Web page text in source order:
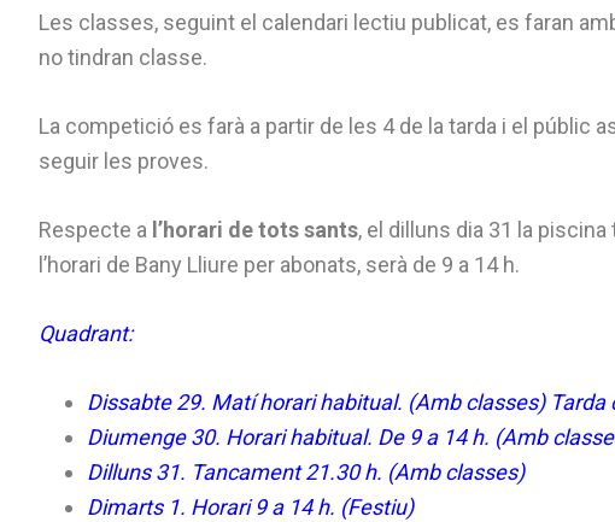
Les classes, seguint el calendari lectiu publicat, es faran
no tindran classe.
La competició es farà a partir de les 4 de la tarda i el públic
seguir les proves.
Respecte a l’horari de tots sants, el dilluns dia 31 la
l’horari de Bany Lliure per abonats, serà de 9 a 14 h.
Quadrant:
Dissabte 29. Matí horari habitual. (Amb classes)
Diumenge 30. Horari habitual. De 9 a 14 h. (Amb
Dilluns 31. Tancament 21.30 h. (Amb classes)
Dimarts 1. Horari 9 a 14 h. (Festiu)